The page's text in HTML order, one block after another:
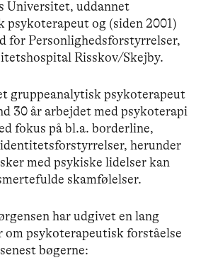
Universitet, uddannet
psykoterapeut og (siden 2001)
for Personlighedsforstyrrelser,
Risskov/Skejby.
gruppeanalytisk psykoterapeut
30 år arbejdet med psykoterapi
fokus på bl.a. borderline,
herunder
med psykiske lidelser kan
skamfølelser.
har udgivet en lang
psykoterapeutisk forståelse
bøgerne: